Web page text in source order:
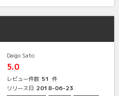
Daigo Sato
5.0
レビュー件数 51 件
リリース日 2018-06-23